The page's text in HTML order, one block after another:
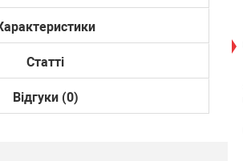
Статті
Відгуки (0)